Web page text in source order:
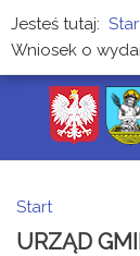
Jesteś tutaj:
Wniosek o
Start
URZĄD